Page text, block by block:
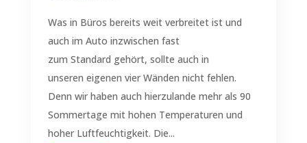
Was in Büros bereits weit verbreitet ist und
auch im Auto inzwischen fast
zum Standard gehört, sollte auch in
unseren eigenen vier Wänden nicht fehlen.
Denn wir haben auch hierzulande mehr als 90
Sommertage mit hohen Temperaturen und
hoher Luftfeuchtigkeit. Die...